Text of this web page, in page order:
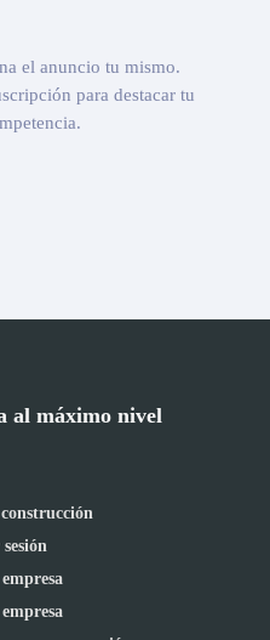
el anuncio tu mismo.
para destacar tu
al máximo nivel